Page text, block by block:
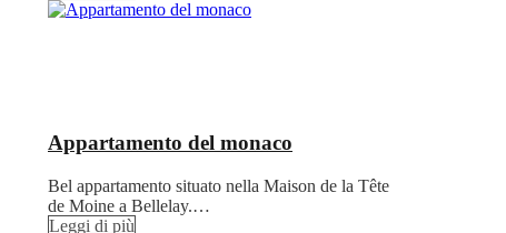
Appartamento del monaco
Bel appartamento situato nella Maison de la Tête
de Moine a Bellelay.…
Leggi di più